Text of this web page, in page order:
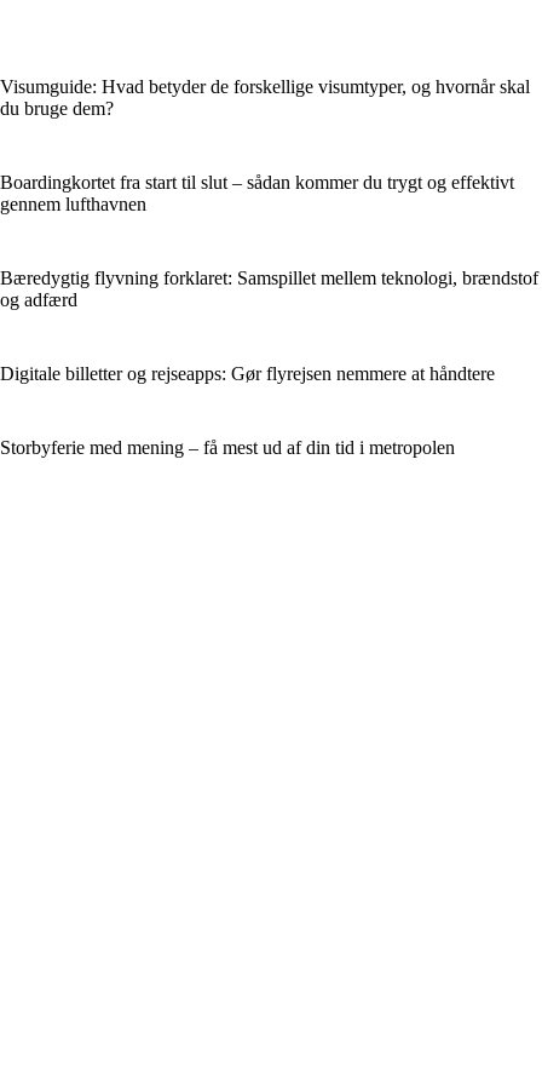
Visumguide: Hvad betyder de forskellige visumtyper, og hvornår skal
du bruge dem?
Boardingkortet fra start til slut – sådan kommer du trygt og effektivt
gennem lufthavnen
Bæredygtig flyvning forklaret: Samspillet mellem teknologi, brændstof
og adfærd
Digitale billetter og rejseapps: Gør flyrejsen nemmere at håndtere
Storbyferie med mening – få mest ud af din tid i metropolen